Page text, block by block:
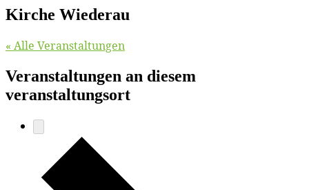
Kir­che Wiederau
« Alle Veranstaltungen
Veranstaltungen an diesem
veranstaltungsort